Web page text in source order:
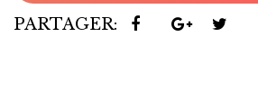
PARTAGER: